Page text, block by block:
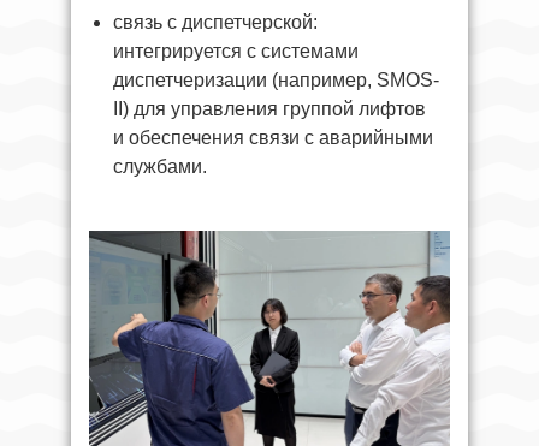
связь с диспетчерской:
интегрируется с системами
диспетчеризации (например, SMOS-
II) для управления группой лифтов
и обеспечения связи с аварийными
службами.